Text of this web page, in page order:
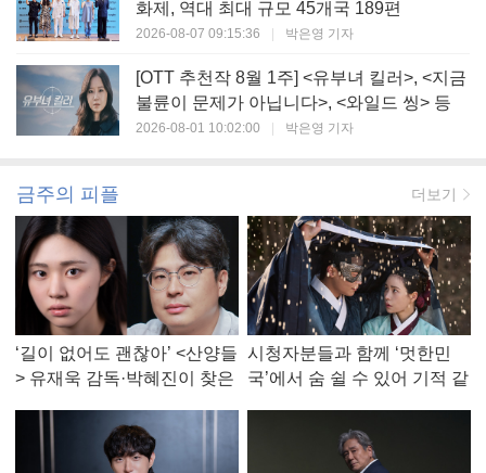
화제, 역대 최대 규모 45개국 189편
2026-08-07 09:15:36 | 박은영 기자
[OTT 추천작 8월 1주] <유부녀 킬러>, <지금
불륜이 문제가 아닙니다>, <와일드 씽> 등
2026-08-01 10:02:00 | 박은영 기자
금주의 피플 더보기
‘길이 없어도 괜찮아’ <산양들
> 유재욱 감독·박혜진이 찾은
시청자분들과 함께 ‘멋한민
국’에서 숨 쉴 수 있어 기적 같